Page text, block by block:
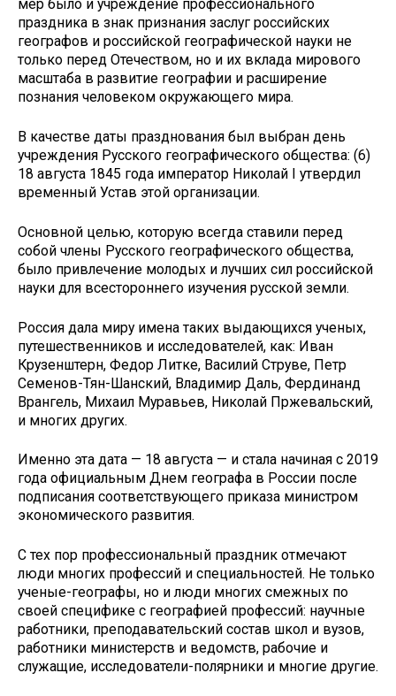
мер было и учреждение профессионального
праздника в знак признания заслуг российских
географов и российской географической науки не
только перед Отечеством, но и их вклада мирового
масштаба в развитие географии и расширение
познания человеком окружающего мира.
В качестве даты празднования был выбран день
учреждения Русского географического общества: (6)
18 августа 1845 года император Николай I утвердил
временный Устав этой организации.
Основной целью, которую всегда ставили перед
собой члены Русского географического общества,
было привлечение молодых и лучших сил российской
науки для всестороннего изучения русской земли.
Россия дала миру имена таких выдающихся ученых,
путешественников и исследователей, как: Иван
Крузенштерн, Федор Литке, Василий Струве, Петр
Семенов-Тян-Шанский, Владимир Даль, Фердинанд
Врангель, Михаил Муравьев, Николай Пржевальский,
и многих других.
Именно эта дата — 18 августа — и стала начиная с 2019
года официальным Днем географа в России после
подписания соответствующего приказа министром
экономического развития.
С тех пор профессиональный праздник отмечают
люди многих профессий и специальностей. Не только
ученые-географы, но и люди многих смежных по
своей специфике с географией профессий: научные
работники, преподавательский состав школ и вузов,
работники министерств и ведомств, рабочие и
служащие, исследователи-полярники и многие другие.